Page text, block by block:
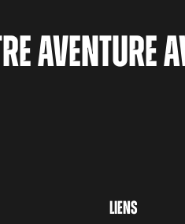
AVENTURE
LIENS